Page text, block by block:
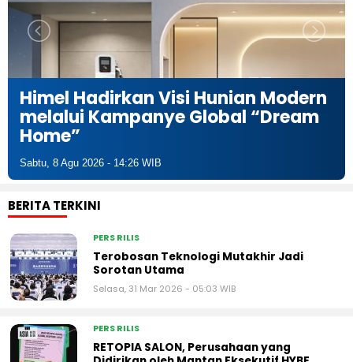
Himel Hadirkan Visi Hunian Modern
melalui Kampanye Global “Dream
Home”
Sabtu, 8 Agu 2026 - 14:26 WIB
BERITA TERKINI
PERS RILIS
Terobosan Teknologi Mutakhir Jadi
Sorotan Utama
Selasa, 31 Mar 2026 - 05:03 WIB
PERS RILIS
RETOPIA SALON, Perusahaan yang